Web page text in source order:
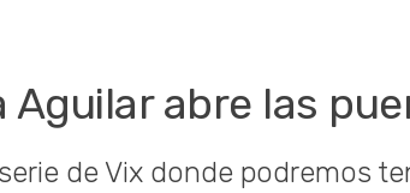
Aguilar abre las
de Vix donde podremos